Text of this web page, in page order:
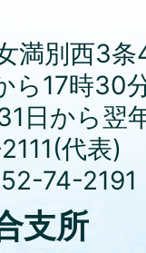
満別西3条
ら17時30
日から
代表)
74-2191
支所